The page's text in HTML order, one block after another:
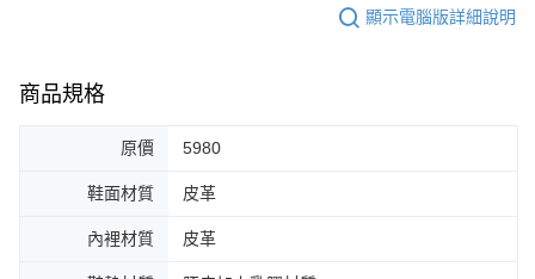
顯示電腦版詳細說明
商品規格
原價 5980
鞋面材質 皮革
內裡材質 皮革